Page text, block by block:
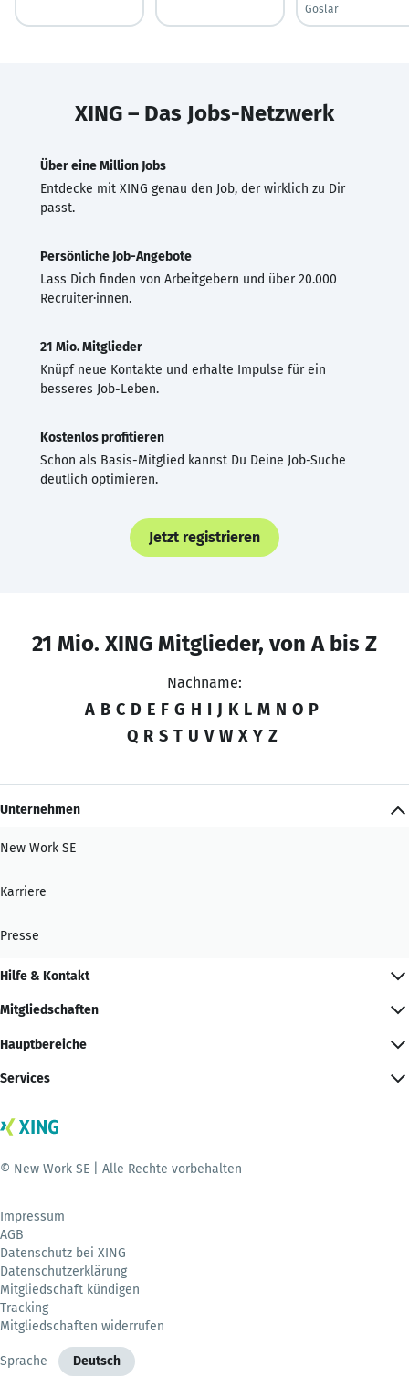
Goslar
XING – Das Jobs-Netzwerk
Über eine Million Jobs
Entdecke mit XING genau den Job, der wirklich zu Dir
passt.
Persönliche Job-Angebote
Lass Dich finden von Arbeitgebern und über 20.000
Recruiter·innen.
21 Mio. Mitglieder
Knüpf neue Kontakte und erhalte Impulse für ein
besseres Job-Leben.
Kostenlos profitieren
Schon als Basis-Mitglied kannst Du Deine Job-Suche
deutlich optimieren.
Jetzt registrieren
21 Mio. XING Mitglieder, von A bis Z
Nachname:
A B C D E F G H I J K L M N O P
Q R S T U V W X Y Z
Unternehmen
New Work SE
Karriere
Presse
Hilfe & Kontakt
Mitgliedschaften
Hauptbereiche
Services
© New Work SE | Alle Rechte vorbehalten
Impressum
AGB
Datenschutz bei XING
Datenschutzerklärung
Mitgliedschaft kündigen
Tracking
Mitgliedschaften widerrufen
Sprache Deutsch